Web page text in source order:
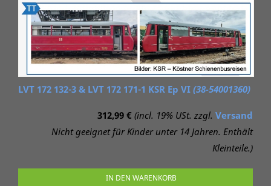
LVT 172 132-3 & LVT 172 171-1 KSR Ep VI (38-54001360)
312,99 € (incl. 19% USt. zzgl. Versand
Nicht geeignet für Kinder unter 14 Jahren. Enthält
Kleinteile.)
IN DEN WARENKORB